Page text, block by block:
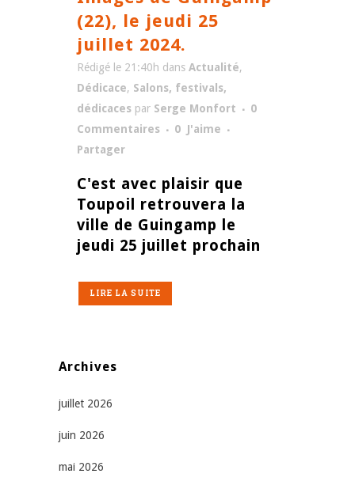
(22), le jeudi 25
juillet 2024.
Rédigé le 21:40h dans Actualité,
Dédicace, Salons, festivals,
dédicaces par Serge Monfort
0
Commentaires
0 J'aime
Partager
C'est avec plaisir que
Toupoil retrouvera la
ville de Guingamp le
jeudi 25 juillet prochain
LIRE LA SUITE
Archives
juillet 2026
juin 2026
mai 2026